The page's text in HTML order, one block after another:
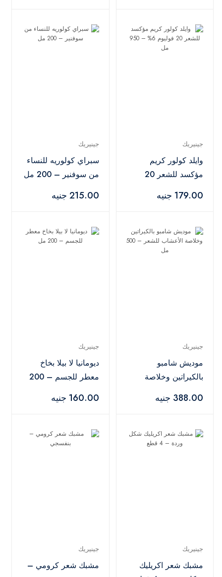
جينيريك
وايلد كولور كريم
مؤكسد للشعر 20
179.00 جنيه
جينيريك
سبراي كولوريه للنساء
من سوفنير – 200 مل
215.00 جنيه
جينيريك
موديش شامبو
بالكيراتين وخلاصة
مل
388.00 جنيه
جينيريك
ديومانيا لا بيلا بخاخ
معطر للجسم – 200
160.00 جنيه
جينيريك
مشبك شعر اكريليك
جينيريك
مشبك شعر كرومي –